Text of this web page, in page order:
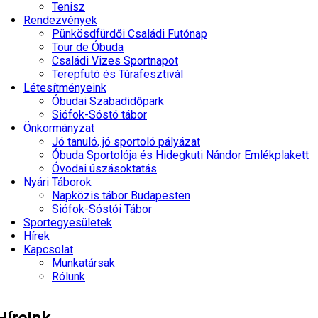
Tenisz
Rendezvények
Pünkösdfürdői Családi Futónap
Tour de Óbuda
Családi Vizes Sportnapot
Terepfutó és Túrafesztivál
Létesítményeink
Óbudai Szabadidőpark
Siófok-Sóstó tábor
Önkormányzat
Jó tanuló, jó sportoló pályázat
Óbuda Sportolója és Hidegkuti Nándor Emlékplakett
Óvodai úszásoktatás
Nyári Táborok
Napközis tábor Budapesten
Siófok-Sóstói Tábor
Sportegyesületek
Hírek
Kapcsolat
Munkatársak
Rólunk